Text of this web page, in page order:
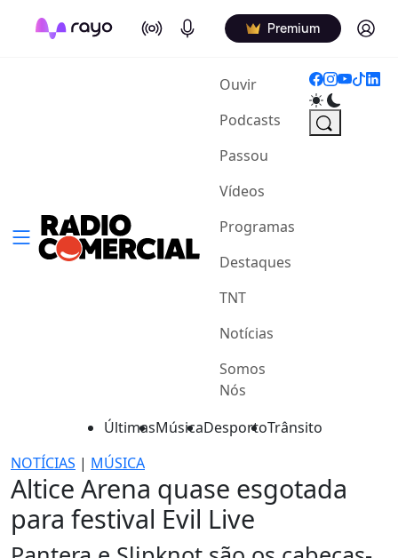
On Air Podcasts Premium Log in
Ouvir(current)
Podcasts
Passou
Vídeos
Programas
Destaques
TNT
Notícias
Somos
Nós
ÚltimasMúsicaDesportoTrânsito
NOTÍCIAS | MÚSICA
Altice Arena quase esgotada
para festival Evil Live